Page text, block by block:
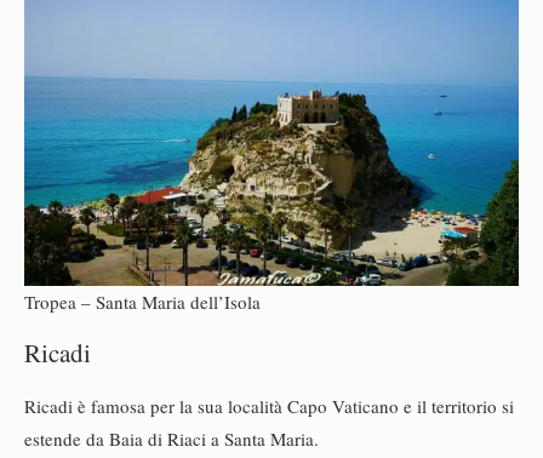
Tropea – Santa Maria dell’Isola
Ricadi
Ricadi è famosa per la sua località Capo Vaticano e il territorio si
estende da Baia di Riaci a Santa Maria.